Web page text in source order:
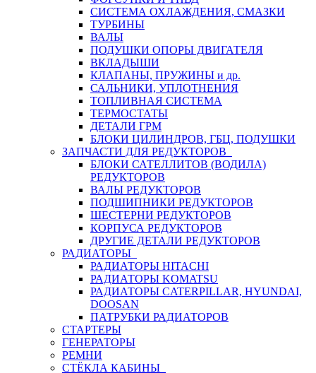
СИСТЕМА ОХЛАЖДЕНИЯ, СМАЗКИ
ТУРБИНЫ
ВАЛЫ
ПОДУШКИ ОПОРЫ ДВИГАТЕЛЯ
ВКЛАДЫШИ
КЛАПАНЫ, ПРУЖИНЫ и др.
САЛЬНИКИ, УПЛОТНЕНИЯ
ТОПЛИВНАЯ СИСТЕМА
ТЕРМОСТАТЫ
ДЕТАЛИ ГРМ
БЛОКИ ЦИЛИНДРОВ, ГБЦ, ПОДУШКИ
ЗАПЧАСТИ ДЛЯ РЕДУКТОРОВ
БЛОКИ САТЕЛЛИТОВ (ВОДИЛА)
РЕДУКТОРОВ
ВАЛЫ РЕДУКТОРОВ
ПОДШИПНИКИ РЕДУКТОРОВ
ШЕСТЕРНИ РЕДУКТОРОВ
КОРПУСА РЕДУКТОРОВ
ДРУГИЕ ДЕТАЛИ РЕДУКТОРОВ
РАДИАТОРЫ
РАДИАТОРЫ HITACHI
РАДИАТОРЫ KOMATSU
РАДИАТОРЫ CATERPILLAR, HYUNDAI,
DOOSAN
ПАТРУБКИ РАДИАТОРОВ
СТАРТЕРЫ
ГЕНЕРАТОРЫ
РЕМНИ
СТЁКЛА КАБИНЫ